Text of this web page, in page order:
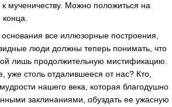
мученичеству. Можно положиться на
все иллюзорные построения,
люди должны теперь понимать, что
лишь продолжительную мистификацию.
столь отдалившееся от нас? Кто,
нашего века, которая благодушно
заклинаниями, обуздать ее ужасную